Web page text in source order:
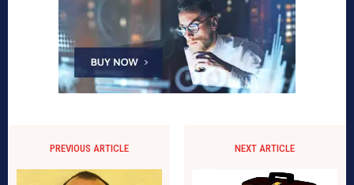
PREVIOUS ARTICLE NEXT ARTICLE